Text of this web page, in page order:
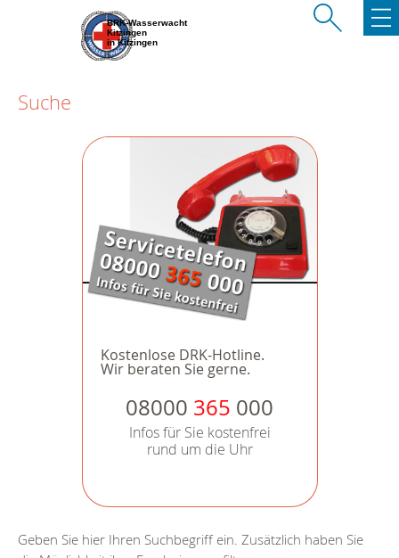
BRK-Wasserwacht
Kitzingen
in Kitzingen
Suche
Kostenlose DRK-Hotline.
Wir beraten Sie gerne.
08000 365 000
Infos für Sie kostenfrei
rund um die Uhr
Geben Sie hier Ihren Suchbegriff ein. Zusätzlich haben Sie